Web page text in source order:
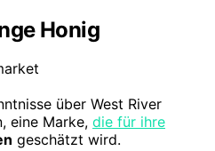
Honig
über West River
eine Marke, die für ihre
geschätzt wird.